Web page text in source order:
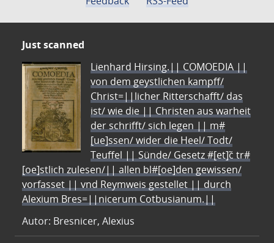
Just scanned
Lienhard Hirsing.|| COMOEDIA ||
von dem geystlichen kampff/
Christ=||licher Ritterschafft/ das
ist/ wie die || Christen aus warheit
der schrifft/ sich legen || m#
[ue]ssen/ wider die Heel/ Todt/
Teuffel || Sünde/ Gesetz #[et]c̃ tr#
[oe]stlich zulesen/|| allen bl#[oe]den gewissen/
vorfasset || vnd Reymweis gestellet || durch
Alexium Bres=||nicerum Cotbusianum.||
Autor: Bresnicer, Alexius